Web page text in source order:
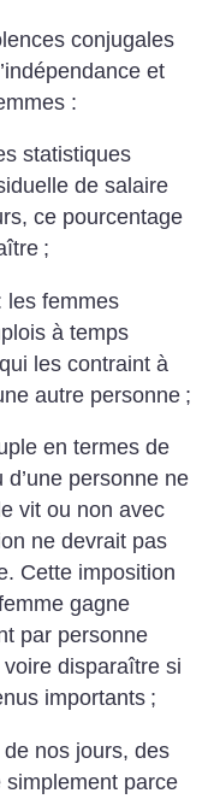
conjugales
et
:
statistiques
de salaire
ce pourcentage
;
les femmes
à temps
les contraint à
autre personne ;
en termes de
personne ne
vit ou non avec
ne devrait pas
Cette imposition
gagne
par personne
disparaître si
importants ;
nos jours, des
parce